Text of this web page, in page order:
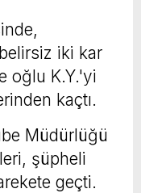
iki kar
oğlu K.Y.'yi
kaçtı.
Müdürlüğü
şüpheli
geçti.